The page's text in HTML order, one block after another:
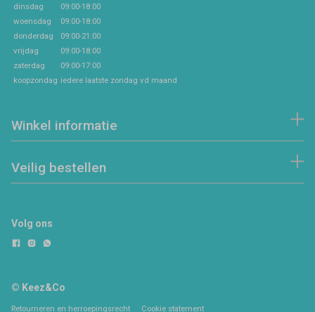
dinsdag
09:00-18:00
woensdag
09:00-18:00
donderdag
09:00-21:00
vrijdag
09:00-18:00
zaterdag
09:00-17:00
koopzondag iedere laatste zondag vd maand
Winkel informatie
Veilig bestellen
Volg ons
© Keez&Co
Retourneren en herroepingsrecht Cookie statement